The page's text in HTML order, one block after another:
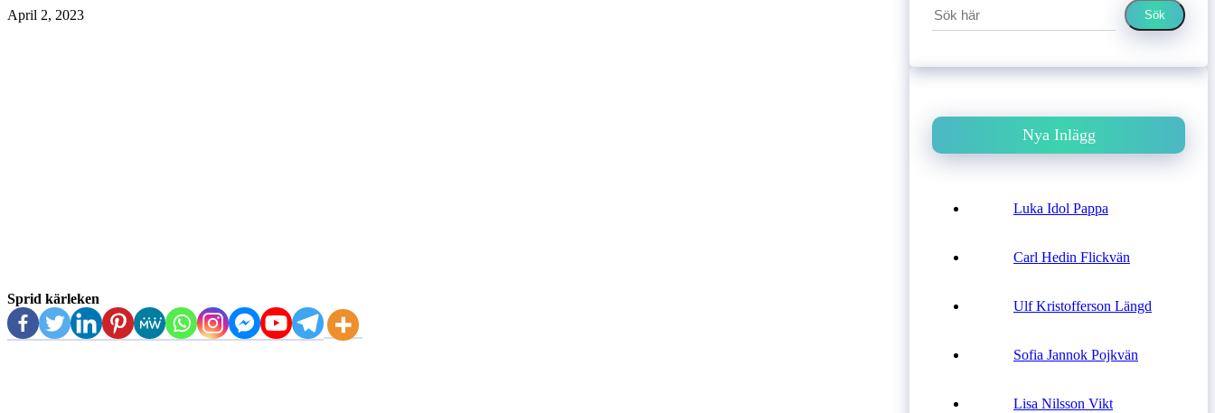
April 2, 2023
Sprid kärleken
Sök
Nya Inlägg
Luka Idol Pappa
Carl Hedin Flickvän
Ulf Kristofferson Längd
Sofia Jannok Pojkvän
Lisa Nilsson Vikt